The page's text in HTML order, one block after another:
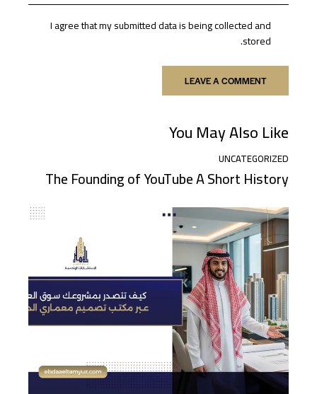
I agree that my submitted data is being collected and
stored.
You May Also Like
UNCATEGORIZED
The Founding of YouTube A Short History